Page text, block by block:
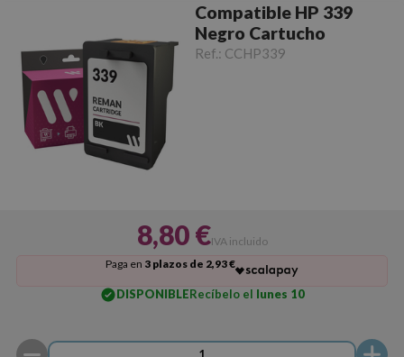
Compatible HP 339
Negro Cartucho
Ref.: CCHP339
8,80 €IVA incluido
Paga en 3 plazos de 2,93 €
DISPONIBLERecíbelo el lunes 10